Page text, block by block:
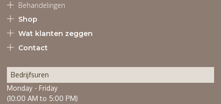
Behandelingen
Shop
Wat klanten zeggen
Contact
Bedrijfsuren
Monday - Friday
(10:00 AM to 5:00 PM)